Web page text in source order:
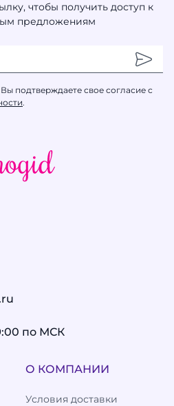
чтобы получить доступ к
предложениям
подтверждаете свое согласие с
.
по МСК
О КОМПАНИИ
Условия доставки